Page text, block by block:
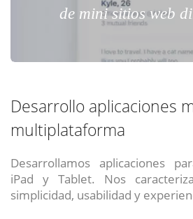
de mini sitios web
Desarrollo aplicaciones
multiplataforma
Desarrollamos aplicaciones
iPad y Tablet. Nos
simplicidad, usabilidad y